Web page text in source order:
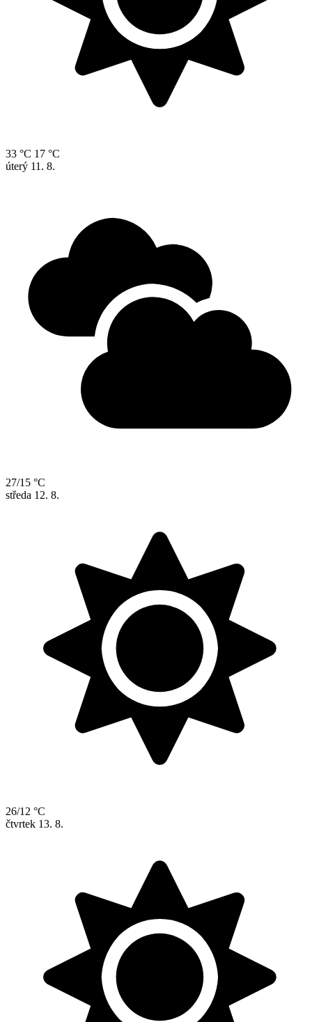
33 °C 17 °C
úterý 11. 8.
27/15 °C
středa 12. 8.
26/12 °C
čtvrtek 13. 8.